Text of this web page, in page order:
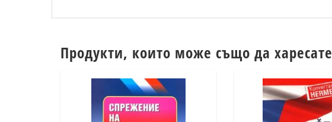
Продукти, които може също да харесате